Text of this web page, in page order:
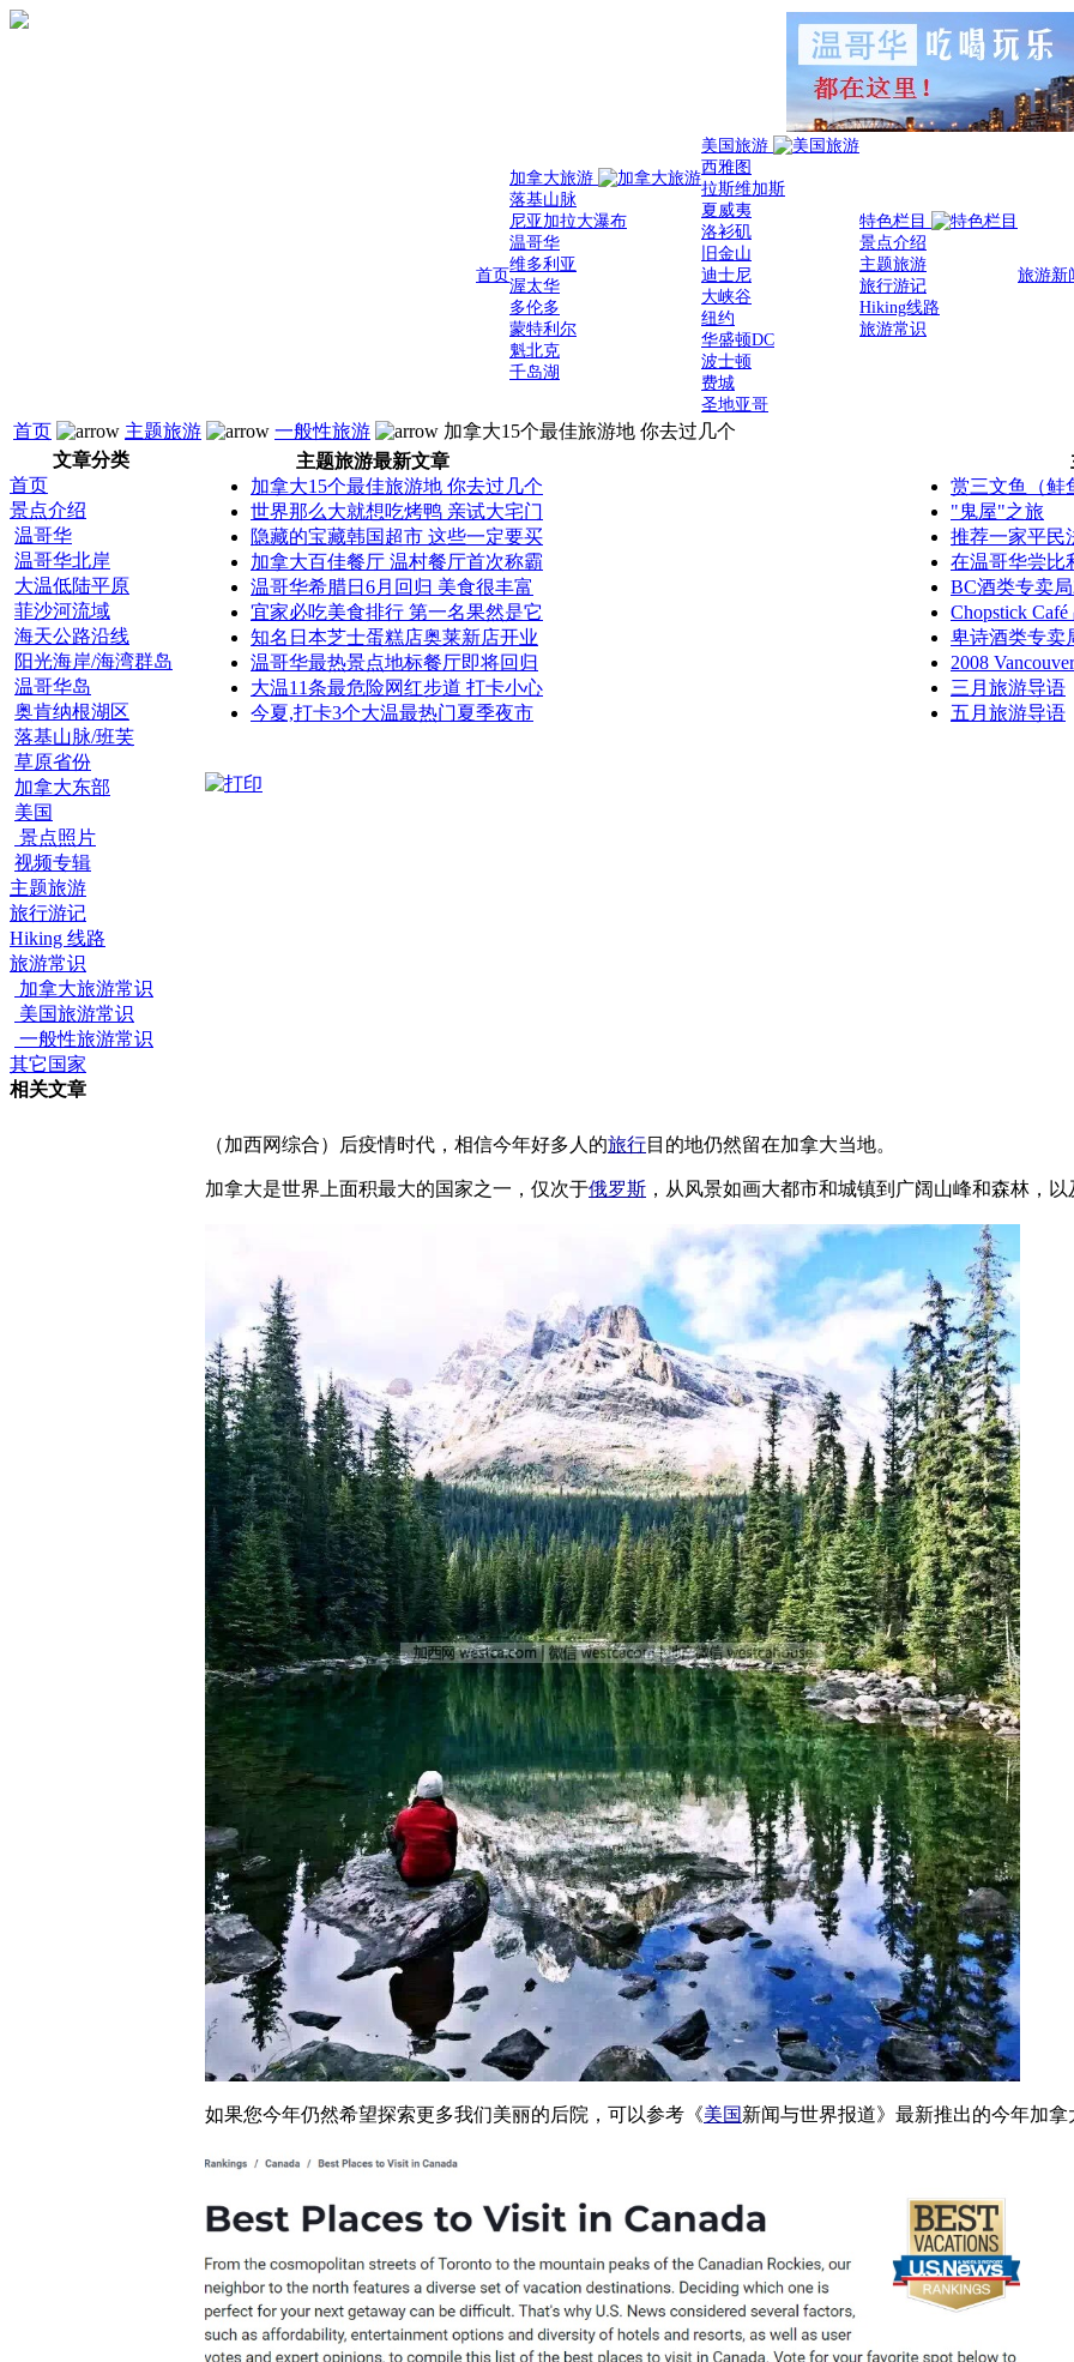
首页
加拿大旅游
落基山脉
尼亚加拉大瀑布
温哥华
维多利亚
渥太华
多伦多
蒙特利尔
魁北克
千岛湖
美国旅游
西雅图
拉斯维加斯
夏威夷
洛衫矶
旧金山
迪士尼
大峡谷
纽约
华盛顿DC
波士顿
费城
圣地亚哥
特色栏目
景点介绍
主题旅游
旅行游记
Hiking线路
旅游常识
旅游新
首页 主题旅游 一般性旅游 加拿大15个最佳旅游地 你去过几个
文章分类
首页
景点介绍
温哥华
温哥华北岸
大温低陆平原
菲沙河流域
海天公路沿线
阳光海岸/海湾群岛
温哥华岛
奥肯纳根湖区
落基山脉/班芙
草原省份
加拿大东部
美国
景点照片
视频专辑
主题旅游
旅行游记
Hiking 线路
旅游常识
加拿大旅游常识
美国旅游常识
一般性旅游常识
其它国家
相关文章
主题旅游最新文章
加拿大15个最佳旅游地 你去过几个
世界那么大就想吃烤鸭 亲试大宅门
隐藏的宝藏韩国超市 这些一定要买
加拿大百佳餐厅 温村餐厅首次称霸
温哥华希腊日6月回归 美食很丰富
宜家必吃美食排行 第一名果然是它
知名日本芝士蛋糕店奥莱新店开业
温哥华最热景点地标餐厅即将回归
大温11条最危险网红步道 打卡小心
今夏,打卡3个大温最热门夏季夜市
赏三文鱼（鲑
"鬼屋"之旅
推荐一家平民
在温哥华尝比
BC酒类专卖
Chopstick
卑诗酒类专卖
2008
三月旅游导语
五月旅游导语
（加西网综合）后疫情时代，相信今年好多人的旅行目的地仍然留在加拿大当地。
加拿大是世界上面积最大的国家之一，仅次于俄罗斯 ，从风景如画大都市和城镇到广阔山峰和森林，以
如果您今年仍然希望探索更多我们美丽的后院，可以参考《美国新闻与世界报道》最新推出的今年加拿